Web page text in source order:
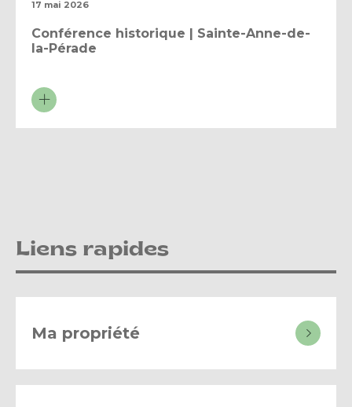
17 mai 2026
Conférence historique | Sainte-Anne-de-
la-Pérade
Liens rapides
Ma propriété